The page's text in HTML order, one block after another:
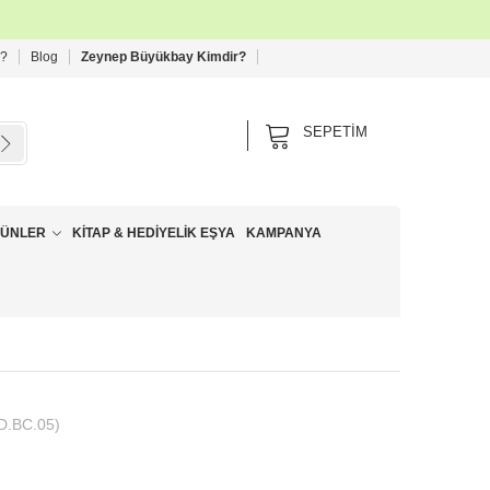
Blog Zeynep Büyükbay Kimdir?
SEPETIM
KITAP & HEDIYELIK EŞYA KAMPANYA